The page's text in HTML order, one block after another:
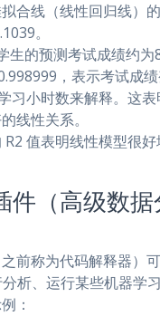
合线（线性回归线）
。
生的预测考试成绩约为
，表示考试成
习小时数来解释。这
线性关系。
值表明线性模型很
件（高级数
前称为代码解释器）
析、运行某些机器学
：